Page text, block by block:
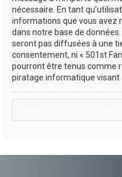
nécessaire. En tant
informations que vous avez
dans notre base de
seront pas diffusées à une
consentement, ni « 501st
pourront être tenus comme
piratage informatique visant